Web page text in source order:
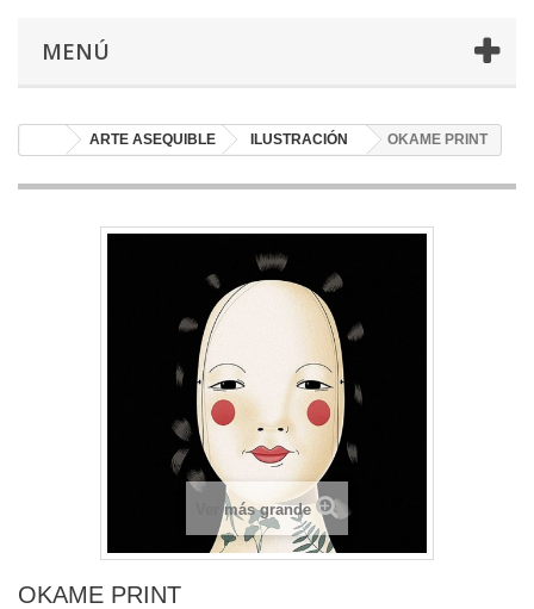
MENÚ
ARTE ASEQUIBLE ILUSTRACIÓN OKAME PRINT
Ver más grande
OKAME PRINT